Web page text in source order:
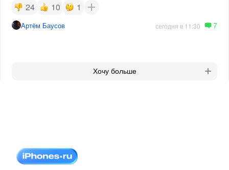
24 10 1
Артём Баусов сегодня в 11:30 7
Хочу больше